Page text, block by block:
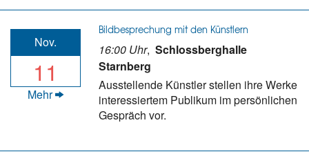
Nov.
11
Mehr
Bildbesprechung mit den Künstlern
16:00 Uhr, Schlossberghalle
Starnberg
Ausstellende Künstler stellen ihre Werke
interessiertem Publikum im persönlichen
Gespräch vor.